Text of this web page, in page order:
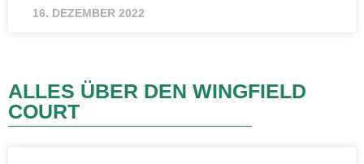
16. DEZEMBER 2022
ALLES ÜBER DEN WINGFIELD
COURT